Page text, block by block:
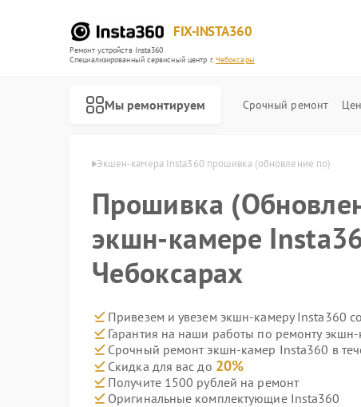
FIX-INSTA360
Ремонт устройств Insta360
Специализированный cервисный центр г.Чебоксары
Мы ремонтируем Срочный ремонт
Экшен-камера Insta360 прошивка (обновление по)
Прошивка
экшн-камере
Чебоксарах
Привезем и увезем экшн-камеру Insta360
Гарантия на наши работы по ремонту
Срочный ремонт экшн-камер Insta360 в
Скидка для вас до 20%
Получите 1500 рублей на ремонт
Оригинальные комплектующие Insta360